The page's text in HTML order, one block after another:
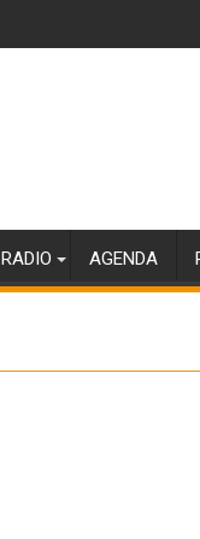
RADIO AGENDA